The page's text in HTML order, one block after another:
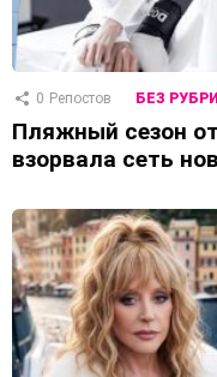
0 Репостов БЕЗ
Пляжный сезон
взорвала сеть